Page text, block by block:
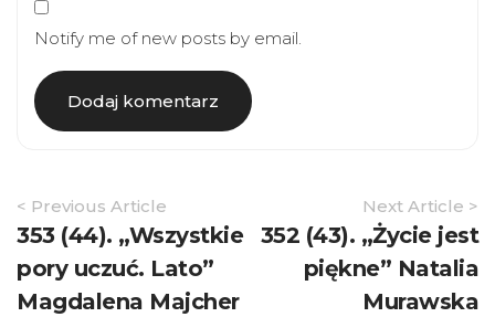
Notify me of new posts by email.
Article
Navigation
< Previous Article
353 (44). „Wszystkie
pory uczuć. Lato”
Magdalena Majcher
Next Article >
352 (43). „Życie jest
piękne” Natalia
Murawska